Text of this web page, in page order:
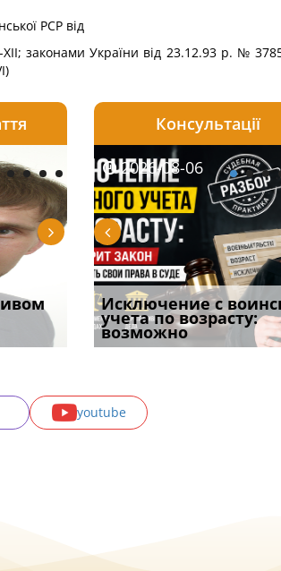
PCP від
законами України від 23.12.93 р. №
2026-08-06
Документи, на яких не
проставляється
апостиль: пер
2026-08-04
Переоформлення
відстрочки за іншою
підставою: нов
Консультації
у
2026-08-06
Исключение с
учета по возрасту:
возможно
2026-07-30
Восьмий ААС
підтвердив, що
може скас
youtube